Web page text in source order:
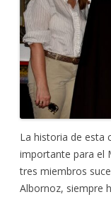
La historia de esta
importante para el
tres miembros
Albornoz, siempre